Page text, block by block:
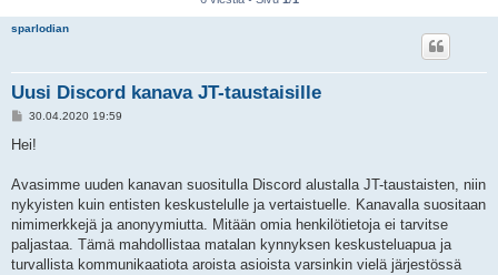
sparlodian
Uusi Discord kanava JT-taustaisille
V
e
i
30.04.2020 19:59
Hei!
Avasimme uuden kanavan suositulla Discord alustalla JT-taustaisten, niin
nykyisten kuin entisten keskustelulle ja vertaistuelle. Kanavalla suositaan
nimimerkkejä ja anonyymiutta. Mitään omia henkilötietoja ei tarvitse
paljastaa. Tämä mahdollistaa matalan kynnyksen keskusteluapua ja
turvallista kommunikaatiota aroista asioista varsinkin vielä järjestössä